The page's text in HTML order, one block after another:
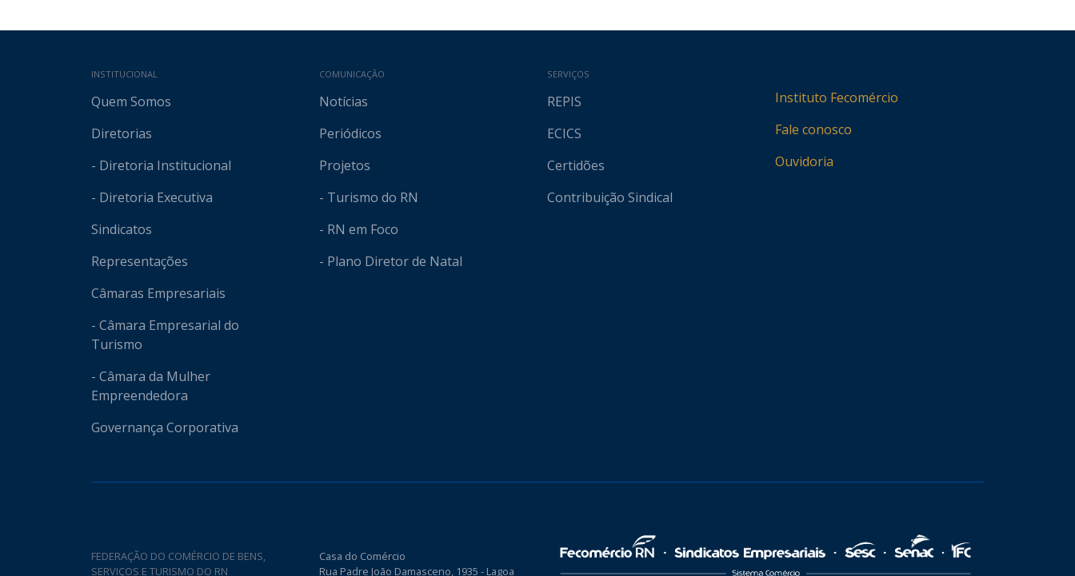
Mapa do site
INSTITUCIONAL
Quem Somos
Diretorias
- Diretoria Institucional
- Diretoria Executiva
Sindicatos
Representações
Câmaras Empresariais
- Câmara Empresarial do
Turismo
- Câmara da Mulher
Empreendedora
Governança Corporativa
COMUNICAÇÃO
Notícias
Periódicos
Projetos
- Turismo do RN
- RN em Foco
- Plano Diretor de Natal
SERVIÇOS
REPIS
ECICS
Certidões
Contribuição Sindical
Instituto Fecomércio
Fale conosco
Ouvidoria
FEDERAÇÃO DO COMÉRCIO DE BENS,
SERVIÇOS E TURISMO DO RN
Casa do Comércio
Rua Padre João Damasceno, 1935 - Lagoa